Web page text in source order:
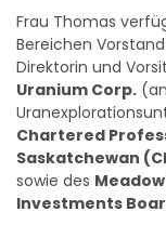
Frau Thomas
Bereichen
Direktorin und
Uranium Corp.
Chartered
Saskatchewan
sowie des
Investments